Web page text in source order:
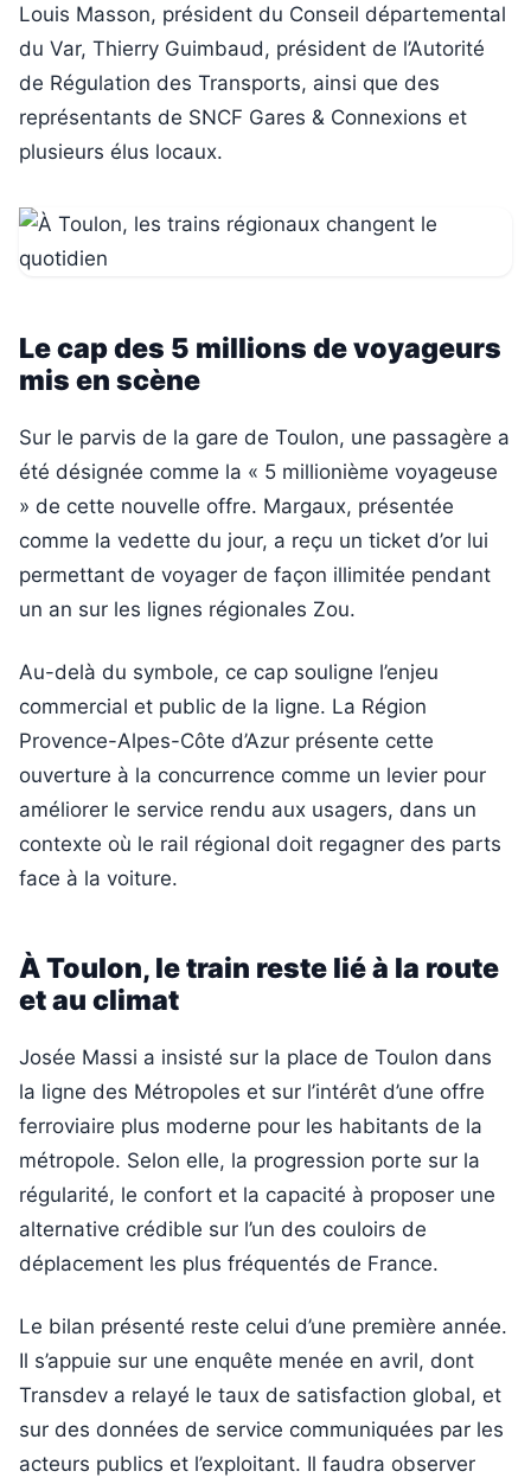
Louis Masson, président du Conseil départemental
du Var, Thierry Guimbaud, président de l’Autorité
de Régulation des Transports, ainsi que des
représentants de SNCF Gares & Connexions et
plusieurs élus locaux.
Le cap des 5 millions de voyageurs
mis en scène
Sur le parvis de la gare de Toulon, une passagère a
été désignée comme la « 5 millionième voyageuse
» de cette nouvelle offre. Margaux, présentée
comme la vedette du jour, a reçu un ticket d’or lui
permettant de voyager de façon illimitée pendant
un an sur les lignes régionales Zou.
Au-delà du symbole, ce cap souligne l’enjeu
commercial et public de la ligne. La Région
Provence-Alpes-Côte d’Azur présente cette
ouverture à la concurrence comme un levier pour
améliorer le service rendu aux usagers, dans un
contexte où le rail régional doit regagner des parts
face à la voiture.
À Toulon, le train reste lié à la route
et au climat
Josée Massi a insisté sur la place de Toulon dans
la ligne des Métropoles et sur l’intérêt d’une offre
ferroviaire plus moderne pour les habitants de la
métropole. Selon elle, la progression porte sur la
régularité, le confort et la capacité à proposer une
alternative crédible sur l’un des couloirs de
déplacement les plus fréquentés de France.
Le bilan présenté reste celui d’une première année.
Il s’appuie sur une enquête menée en avril, dont
Transdev a relayé le taux de satisfaction global, et
sur des données de service communiquées par les
acteurs publics et l’exploitant. Il faudra observer